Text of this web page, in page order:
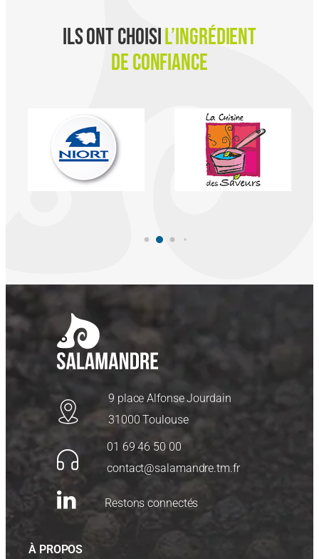
Ils ont choisil’ingrédient
de confiance
9 place Alfonse Jourdain
31000 Toulouse
01 69 46 50 00
contact@salamandre.tm.fr
Restons connectés
À PROPOS